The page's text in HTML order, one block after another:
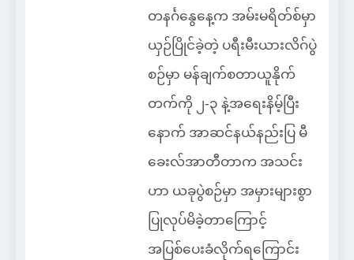
တနင်္ဂနွေနေ့က အမ်းမရိတ်စ်မှာ
ယှဉ်ပြိုင်ခဲ့တဲ့ ပရီးမီးယားလိဂ်ပွဲ
စဉ်မှာ မန်ချက်စတာယူနိုက်
တက်ကို ၂-၃ နဲ့အရေးနိမ့်ပြီး
နောက် အာဆင်နယ်နည်းပြ မီ
ခေးလ်အာတီတာက အသင်း
ဟာ ယခုပွဲစဉ်မှာ အမှားများစွာ
ပြုလုပ်မိခဲ့တာကြောင့်
အပြစ်ပေးခံလိုက်ရကြောင်း